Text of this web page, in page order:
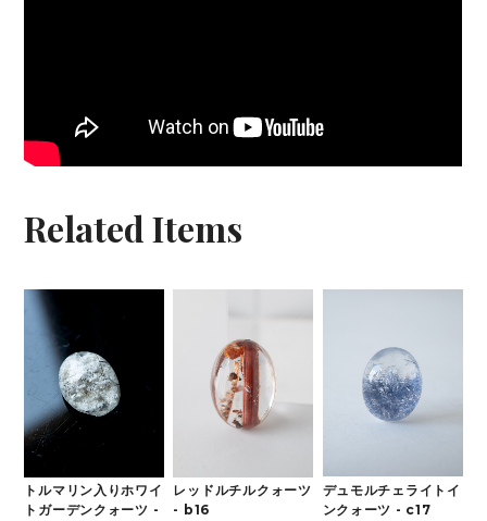
Related Items
トルマリン入りホワイ
トガーデンクォーツ -
レッドルチルクォーツ
- b16
デュモルチェライトイ
ンクォーツ - c17